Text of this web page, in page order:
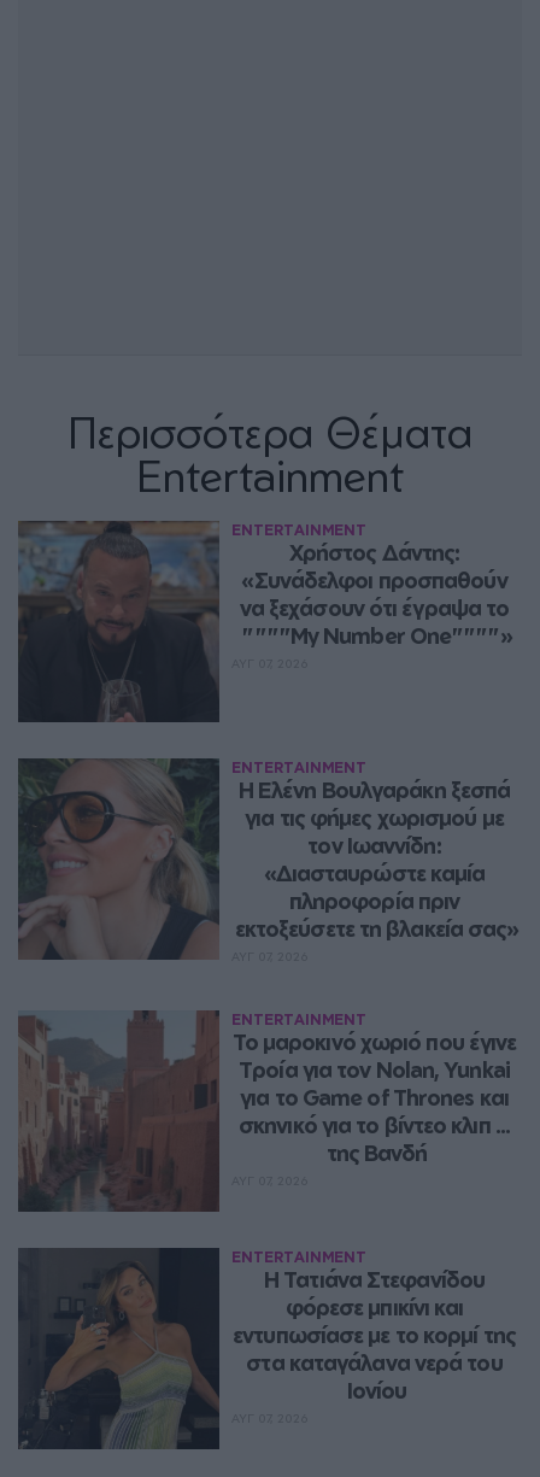
Περισσότερα Θέματα
Entertainment
ENTERTAINMENT
Χρήστος Δάντης:
«Συνάδελφοι προσπαθούν
να ξεχάσουν ότι έγραψα το
""""My Number One""""»
ENTERTAINMENT
Η Ελένη Βουλγαράκη ξεσπά
για τις φήμες χωρισμού με
τον Ιωαννίδη:
«Διασταυρώστε καμία
πληροφορία πριν
εκτοξεύσετε τη βλακεία σας»
ENTERTAINMENT
Το μαροκινό χωριό που έγινε
Τροία για τον Nolan, Yunkai
για το Game of Thrones και
σκηνικό για το βίντεο κλιπ ...
της Βανδή
ENTERTAINMENT
Η Τατιάνα Στεφανίδου
φόρεσε μπικίνι και
εντυπωσίασε με το κορμί της
στα καταγάλανα νερά του
Ιονίου